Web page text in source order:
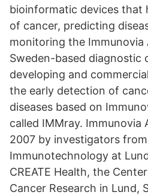
bioinformatic devices that
of cancer, predicting
monitoring the Immunovia
Sweden-based diagnostic
developing and
the early detection of
diseases based on
called IMMray. Immunovia
2007 by investigators
Immunotechnology at
CREATE Health, the
Cancer Research in Lund,